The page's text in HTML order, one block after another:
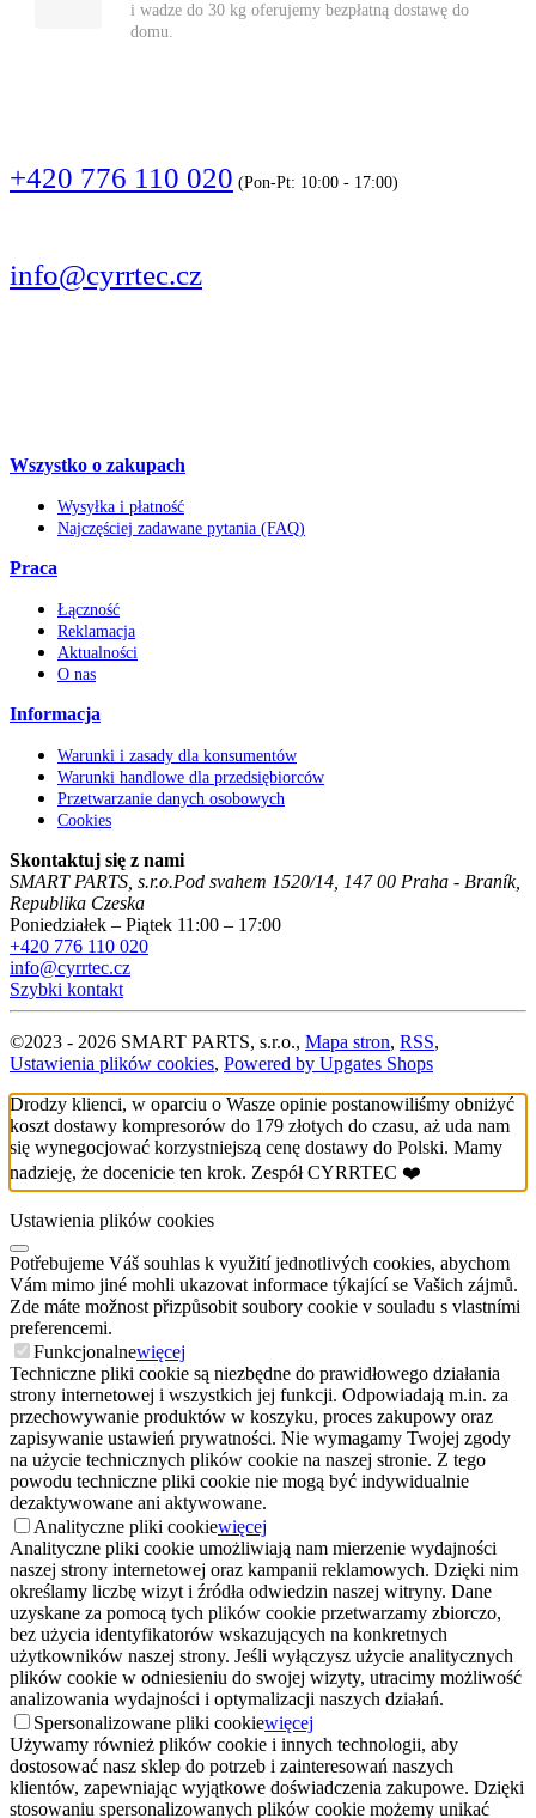
i wadze do 30 kg oferujemy bezpłatną dostawę do
domu.
+420 776 110 020 (Pon-Pt: 10:00 - 17:00)
info@cyrrtec.cz
Wszystko o zakupach
Wysyłka i płatność
Najczęściej zadawane pytania (FAQ)
Praca
Łączność
Reklamacja
Aktualności
O nas
Informacja
Warunki i zasady dla konsumentów
Warunki handlowe dla przedsiębiorców
Przetwarzanie danych osobowych
Cookies
Skontaktuj się z nami
SMART PARTS, s.r.o.Pod svahem 1520/14, 147 00 Praha - Braník,
Republika Czeska
Poniedziałek – Piątek 11:00 – 17:00
+420 776 110 020
info@cyrrtec.cz
Szybki kontakt
©2023 - 2026 SMART PARTS, s.r.o., Mapa stron, RSS,
Ustawienia plików cookies, Powered by Upgates Shops
Drodzy klienci, w oparciu o Wasze opinie postanowiliśmy obniżyć
koszt dostawy kompresorów do 179 złotych do czasu, aż uda nam
się wynegocjować korzystniejszą cenę dostawy do Polski. Mamy
nadzieję, że docenicie ten krok. Zespół CYRRTEC ❤️
Ustawienia plików cookies
Potřebujeme Váš souhlas k využití jednotlivých cookies, abychom
Vám mimo jiné mohli ukazovat informace týkající se Vašich zájmů.
Zde máte možnost přizpůsobit soubory cookie v souladu s vlastními
preferencemi.
Funkcjonalnewięcej
Techniczne pliki cookie są niezbędne do prawidłowego działania
strony internetowej i wszystkich jej funkcji. Odpowiadają m.in. za
przechowywanie produktów w koszyku, proces zakupowy oraz
zapisywanie ustawień prywatności. Nie wymagamy Twojej zgody
na użycie technicznych plików cookie na naszej stronie. Z tego
powodu techniczne pliki cookie nie mogą być indywidualnie
dezaktywowane ani aktywowane.
Analityczne pliki cookiewięcej
Analityczne pliki cookie umożliwiają nam mierzenie wydajności
naszej strony internetowej oraz kampanii reklamowych. Dzięki nim
określamy liczbę wizyt i źródła odwiedzin naszej witryny. Dane
uzyskane za pomocą tych plików cookie przetwarzamy zbiorczo,
bez użycia identyfikatorów wskazujących na konkretnych
użytkowników naszej strony. Jeśli wyłączysz użycie analitycznych
plików cookie w odniesieniu do swojej wizyty, utracimy możliwość
analizowania wydajności i optymalizacji naszych działań.
Spersonalizowane pliki cookiewięcej
Używamy również plików cookie i innych technologii, aby
dostosować nasz sklep do potrzeb i zainteresowań naszych
klientów, zapewniając wyjątkowe doświadczenia zakupowe. Dzięki
stosowaniu spersonalizowanych plików cookie możemy unikać